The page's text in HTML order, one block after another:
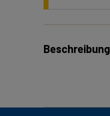
Beschreibung